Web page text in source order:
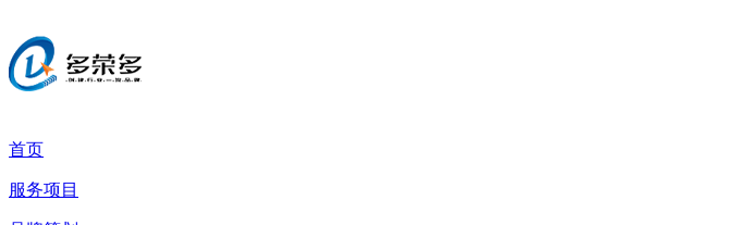
首页
服务项目